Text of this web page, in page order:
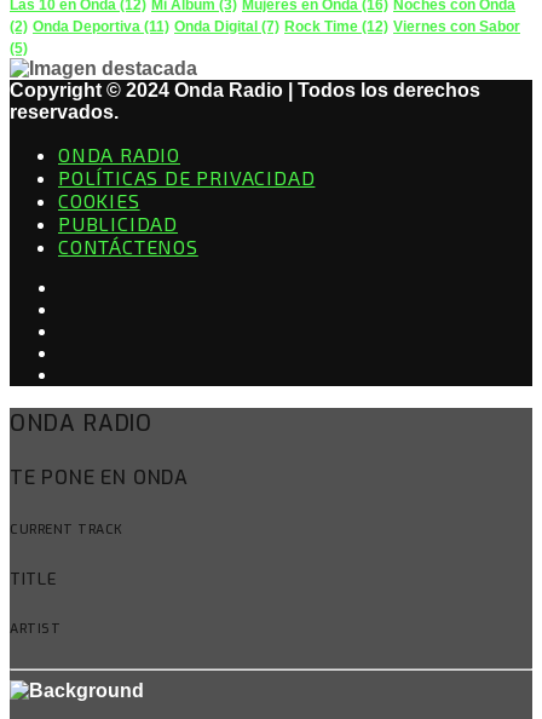
Las 10 en Onda (12) Mi Album (3) Mujeres en Onda (16) Noches con Onda
(2) Onda Deportiva (11) Onda Digital (7) Rock Time (12) Viernes con Sabor
(5)
Copyright © 2024 Onda Radio | Todos los derechos
reservados.
ONDA RADIO
POLÍTICAS DE PRIVACIDAD
COOKIES
PUBLICIDAD
CONTÁCTENOS
ONDA RADIO
TE PONE EN ONDA
CURRENT TRACK
TITLE
ARTIST